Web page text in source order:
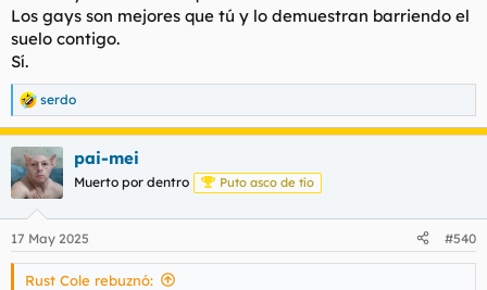
Los gays son mejores que tú y lo demuestran barriendo el
suelo contigo.
Sí.
R
e
a
c
c
i
e
s
serdo
pai-mei
Muerto por dentro Puto asco de tío
17 May 2025 #540
Rust Cole rebuznó: